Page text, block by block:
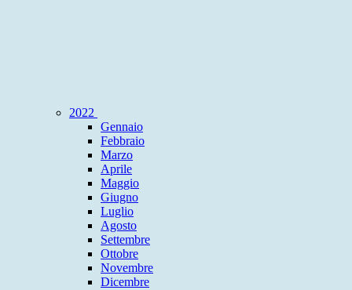
2022
Gennaio
Febbraio
Marzo
Aprile
Maggio
Giugno
Luglio
Agosto
Settembre
Ottobre
Novembre
Dicembre